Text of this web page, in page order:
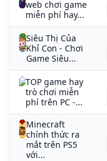
web chơi game
miễn phí hay...
Siêu Thị Của
Khỉ Con - Chơi
Game Siêu...
TOP game hay
trò chơi miễn
phí trên PC -...
Minecraft
chính thức ra
mắt trên PS5
với...